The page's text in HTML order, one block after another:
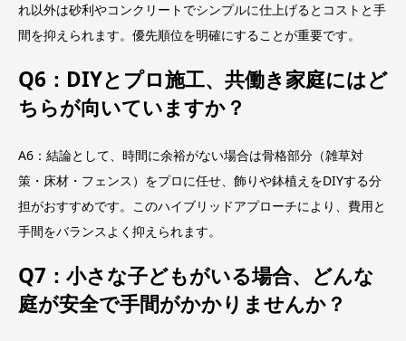
れ以外は砂利やコンクリートでシンプルに仕上げるとコストと手
間を抑えられます。優先順位を明確にすることが重要です。
Q6：DIYとプロ施工、共働き家庭にはど
ちらが向いていますか？
A6：結論として、時間に余裕がない場合は骨格部分（雑草対
策・床材・フェンス）をプロに任せ、飾りや鉢植えをDIYする分
担がおすすめです。このハイブリッドアプローチにより、費用と
手間をバランスよく抑えられます。
Q7：小さな子どもがいる場合、どんな
庭が安全で手間がかかりませんか？